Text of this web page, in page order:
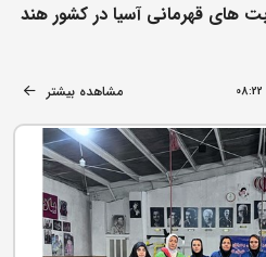
های قهرمانی آسیا در کشور هند
08:22 مشاهده بیشتر